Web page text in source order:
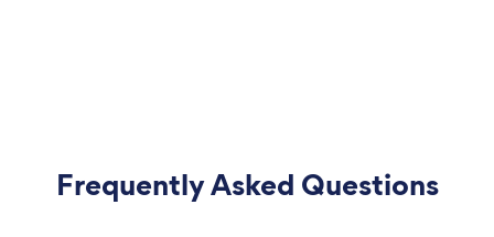
Frequently Asked Questions